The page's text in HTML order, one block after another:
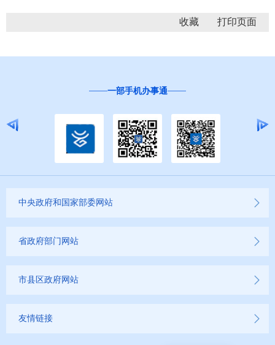
收藏
“互联网+督查”
中央政府和国家部委网站
省政府部门网站
市县区政府网站
友情链接